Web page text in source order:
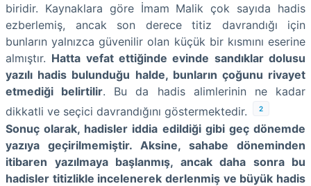
biridir. Kaynaklara göre İmam Malik çok sayıda hadis
ezberlemiş, ancak son derece titiz davrandığı için
bunların yalnızca güvenilir olan küçük bir kısmını eserine
almıştır. Hatta vefat ettiğinde evinde sandıklar dolusu
yazılı hadis bulunduğu halde, bunların çoğunu rivayet
etmediği belirtilir. Bu da hadis alimlerinin ne kadar
dikkatli ve seçici davrandığını göstermektedir.
2
Sonuç olarak, hadisler iddia edildiği gibi geç dönemde
yazıya geçirilmemiştir. Aksine, sahabe döneminden
itibaren yazılmaya başlanmış, ancak daha sonra bu
hadisler titizlikle incelenerek derlenmiş ve büyük hadis